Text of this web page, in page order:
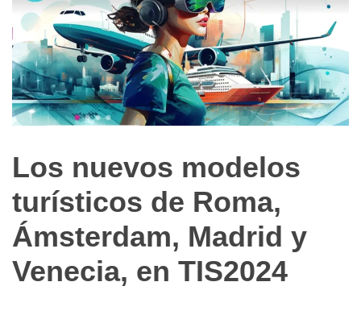
Internacionales
Los nuevos modelos
turísticos de Roma,
Ámsterdam, Madrid y
Venecia, en TIS2024